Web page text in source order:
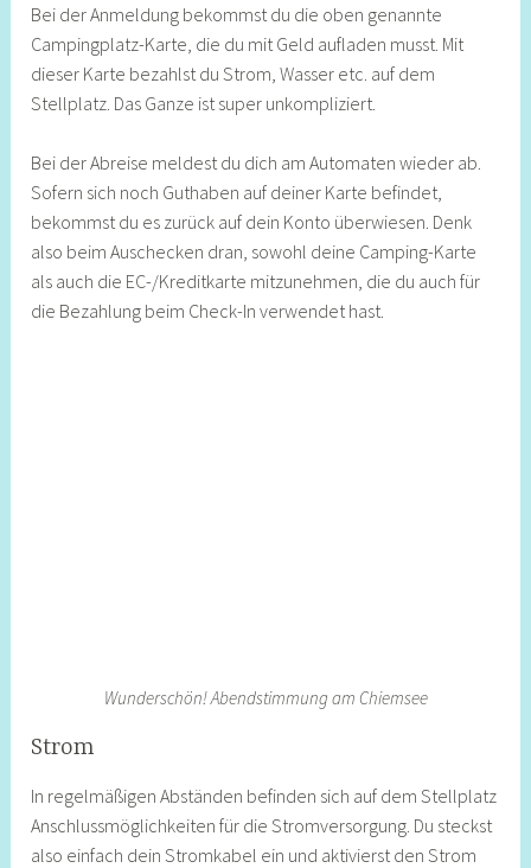
Bei der Anmeldung bekommst du die oben genannte
Campingplatz-Karte, die du mit Geld aufladen musst. Mit
dieser Karte bezahlst du Strom, Wasser etc. auf dem
Stellplatz. Das Ganze ist super unkompliziert.
Bei der Abreise meldest du dich am Automaten wieder ab.
Sofern sich noch Guthaben auf deiner Karte befindet,
bekommst du es zurück auf dein Konto überwiesen. Denk
also beim Auschecken dran, sowohl deine Camping-Karte
als auch die EC-/Kreditkarte mitzunehmen, die du auch für
die Bezahlung beim Check-In verwendet hast.
Wunderschön! Abendstimmung am Chiemsee
Strom
In regelmäßigen Abständen befinden sich auf dem Stellplatz
Anschlussmöglichkeiten für die Stromversorgung. Du steckst
also einfach dein Stromkabel ein und aktivierst den Strom